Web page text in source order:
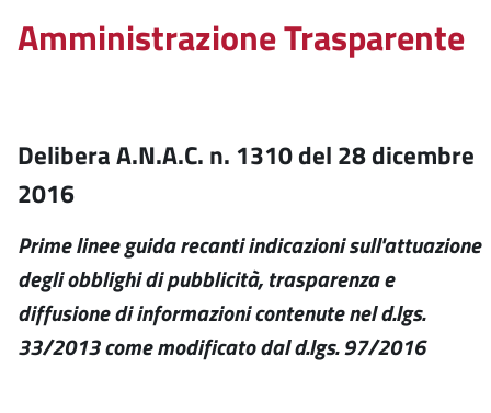
Amministrazione Trasparente
Delibera A.N.A.C. n. 1310 del 28 dicembre
2016
Prime linee guida recanti indicazioni sull'attuazione
degli obblighi di pubblicità, trasparenza e
diffusione di informazioni contenute nel d.lgs.
33/2013 come modificato dal d.lgs. 97/2016